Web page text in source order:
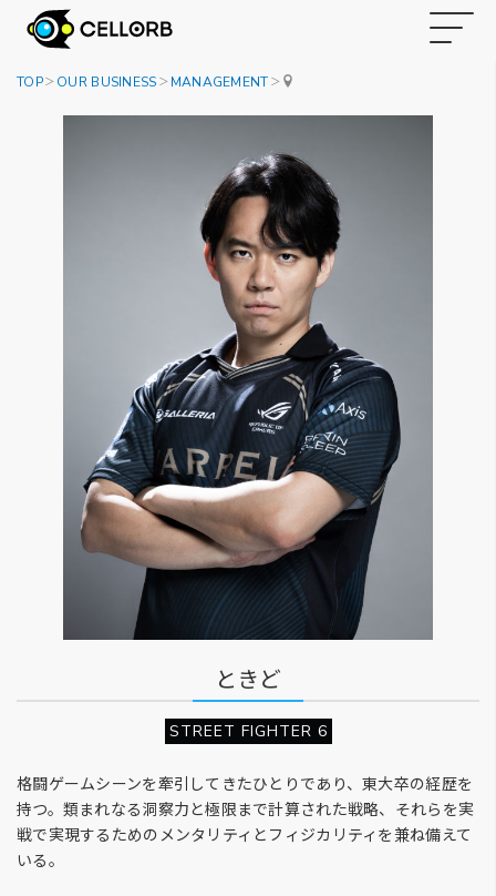
TOP OUR BUSINESS MANAGEMENT
ときど
STREET FIGHTER 6
格闘ゲームシーンを牽引してきたひとりであり、東大卒の経歴を
持つ。類まれなる洞察力と極限まで計算された戦略、それらを実
戦で実現するためのメンタリティとフィジカリティを兼ね備えて
いる。